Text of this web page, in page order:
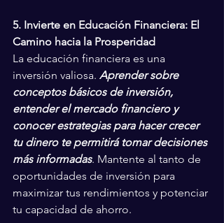
5. Invierte en Educación Financiera: El
Camino hacia la Prosperidad
La educación financiera es una
inversión valiosa. Aprender sobre
conceptos básicos de inversión,
entender el mercado financiero y
conocer estrategias para hacer crecer
tu dinero te permitirá tomar decisiones
más informadas. Mantente al tanto de
oportunidades de inversión para
maximizar tus rendimientos y potenciar
tu capacidad de ahorro.